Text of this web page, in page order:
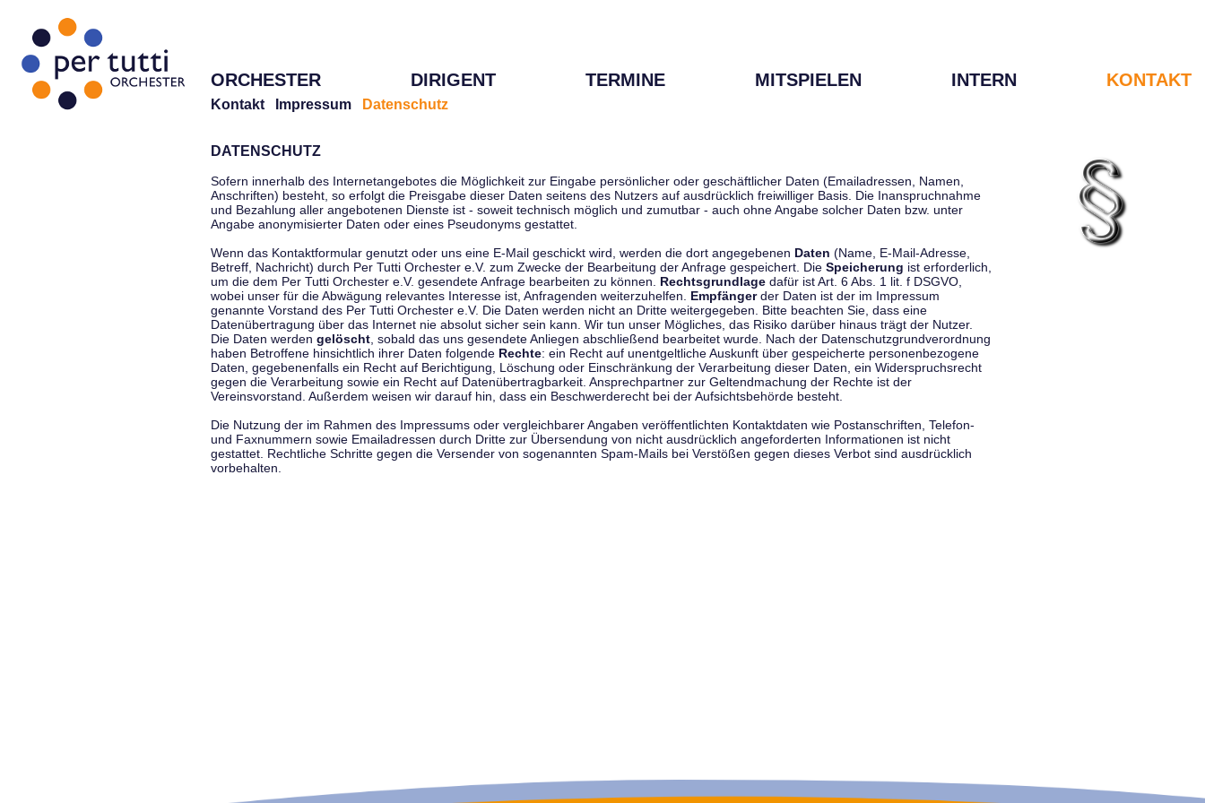
ORCHESTER DIRIGENT TERMINE MITSPIELEN INTERN KONTAKT
Kontakt Impressum Datenschutz
DATENSCHUTZ
Sofern innerhalb des Internetangebotes die Möglichkeit zur Eingabe persönlicher oder geschäftlicher Daten (Emailadressen, Namen,
Anschriften) besteht, so erfolgt die Preisgabe dieser Daten seitens des Nutzers auf ausdrücklich freiwilliger Basis. Die Inanspruchnahme
und Bezahlung aller angebotenen Dienste ist - soweit technisch möglich und zumutbar - auch ohne Angabe solcher Daten bzw. unter
Angabe anonymisierter Daten oder eines Pseudonyms gestattet.
Wenn das Kontaktformular genutzt oder uns eine E-Mail geschickt wird, werden die dort angegebenen Daten (Name, E-Mail-Adresse,
Betreff, Nachricht) durch Per Tutti Orchester e.V. zum Zwecke der Bearbeitung der Anfrage gespeichert. Die Speicherung ist erforderlich,
um die dem Per Tutti Orchester e.V. gesendete Anfrage bearbeiten zu können. Rechtsgrundlage dafür ist Art. 6 Abs. 1 lit. f DSGVO,
wobei unser für die Abwägung relevantes Interesse ist, Anfragenden weiterzuhelfen. Empfängerder Daten ist der im Impressum
genannte Vorstand des Per Tutti Orchester e.V. Die Daten werden nicht an Dritte weitergegeben. Bitte beachten Sie, dass eine
Datenübertragung über das Internet nie absolut sicher sein kann. Wir tun unser Mögliches, das Risiko darüber hinaus trägt der Nutzer.
Die Daten werden gelöscht , sobald das uns gesendete Anliegen abschließend bearbeitet wurde. Nach der Datenschutzgrundverordnung
haben Betroffene hinsichtlich ihrer Daten folgende Rechte: ein Recht auf unentgeltliche Auskunft über gespeicherte personenbezogene
Daten, gegebenenfalls ein Recht auf Berichtigung, Löschung oder Einschränkung der Verarbeitung dieser Daten, ein Widerspruchsrecht
gegen die Verarbeitung sowie ein Recht auf Datenübertragbarkeit. Ansprechpartner zur Geltendmachung der Rechte ist der
Vereinsvorstand. Außerdem weisen wir darauf hin, dass ein Beschwerderecht bei der Aufsichtsbehörde besteht.
Die Nutzung der im Rahmen des Impressums oder vergleichbarer Angaben veröffentlichten Kontaktdaten wie Postanschriften, Telefon-
und Faxnummern sowie Emailadressen durch Dritte zur Übersendung von nicht ausdrücklich angeforderten Informationen ist nicht
gestattet. Rechtliche Schritte gegen die Versender von sogenannten Spam-Mails bei Verstößen gegen dieses Verbot sind ausdrücklich
vorbehalten.